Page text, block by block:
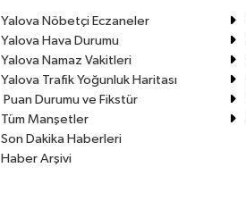
Yalova Nöbetçi Eczaneler
Yalova Hava Durumu
Yalova Namaz Vakitleri
Yalova Trafik Yoğunluk Haritası
Puan Durumu ve Fikstür
Tüm Manşetler
Son Dakika Haberleri
Haber Arşivi